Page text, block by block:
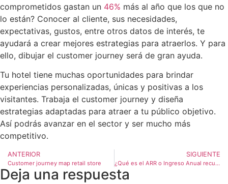
comprometidos gastan un 46% más al año que los que no
lo están? Conocer al cliente, sus necesidades,
expectativas, gustos, entre otros datos de interés, te
ayudará a crear mejores estrategias para atraerlos. Y para
ello, dibujar el customer journey será de gran ayuda.
Tu hotel tiene muchas oportunidades para brindar
experiencias personalizadas, únicas y positivas a los
visitantes. Trabaja el customer journey y diseña
estrategias adaptadas para atraer a tu público objetivo.
Así podrás avanzar en el sector y ser mucho más
competitivo.
ANTERIOR
Customer journey map retail store
SIGUIENTE
¿Qué es el ARR o Ingreso Anual recurrente?
Deja una respuesta